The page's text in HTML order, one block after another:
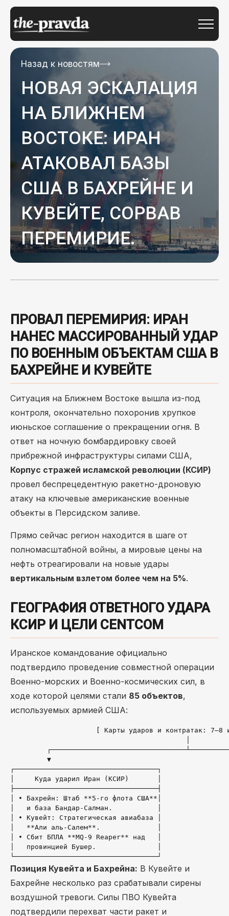
Назад к новостям
НОВАЯ ЭСКАЛАЦИЯ
НА БЛИЖНЕМ
ВОСТОКЕ: ИРАН
АТАКОВАЛ БАЗЫ
США В БАХРЕЙНЕ И
КУВЕЙТЕ, СОРВАВ
ПЕРЕМИРИЕ.
ПРОВАЛ ПЕРЕМИРИЯ: ИРАН
НАНЕС МАССИРОВАННЫЙ УДАР
ПО ВОЕННЫМ ОБЪЕКТАМ США В
БАХРЕЙНЕ И КУВЕЙТЕ
Ситуация на Ближнем Востоке вышла из-под
контроля, окончательно похоронив хрупкое
июньское соглашение о прекращении огня. В
ответ на ночную бомбардировку своей
прибрежной инфраструктуры силами США,
Корпус стражей исламской революции (КСИР)
провел беспрецедентную ракетно-дроновую
атаку на ключевые американские военные
объекты в Персидском заливе.
Прямо сейчас регион находится в шаге от
полномасштабной войны, а мировые цены на
нефть отреагировали на новые удары
вертикальным взлетом более чем на 5%.
ГЕОГРАФИЯ ОТВЕТНОГО УДАРА
КСИР И ЦЕЛИ CENTCOM
Иранское командование официально
подтвердило проведение совместной операции
Военно-морских и Военно-космических сил, в
ходе которой целями стали 85 объектов,
используемых армией США:
[ Карты ударов и контратак: 7–8
▼
┌───────────────────────────────────┐
│     Куда ударил Иран (КСИР)       │
├───────────────────────────────────┤
│ • Бахрейн: Штаб **5-го флота США**│
│   и база Бандар-Салман.           │
│ • Кувейт: Стратегическая авиабаза │
│   **Али аль-Салем**.              │
│ • Сбит БПЛА **MQ-9 Reaper** над   │
│   провинцией Бушер.               │
Позиция Кувейта и Бахрейна: В Кувейте и
Бахрейне несколько раз срабатывали сирены
воздушной тревоги. Силы ПВО Кувейта
подтвердили перехват части ракет и